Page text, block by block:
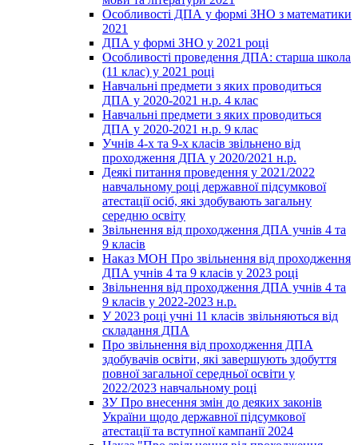
Особливості ДПА у формі ЗНО з математики
2021
ДПА у формі ЗНО у 2021 році
Особливості проведення ДПА: старша школа
(11 клас) у 2021 році
Навчальні предмети з яких проводиться
ДПА у 2020-2021 н.р. 4 клас
Навчальні предмети з яких проводиться
ДПА у 2020-2021 н.р. 9 клас
Учнів 4-х та 9-х класів звільнено від
проходження ДПА у 2020/2021 н.р.
Деякі питання проведення у 2021/2022
навчальному році державної підсумкової
атестації осіб, які здобувають загальну
середню освіту
Звільнення від проходження ДПА учнів 4 та
9 класів
Наказ МОН Про звільнення від проходження
ДПА учнів 4 та 9 класів у 2023 році
Звільнення від проходження ДПА учнів 4 та
9 класів у 2022-2023 н.р.
У 2023 році учні 11 класів звільняються від
складання ДПА
Про звільнення від проходження ДПА
здобувачів освіти, які завершують здобуття
повної загальної середньої освіти у
2022/2023 навчальному році
ЗУ Про внесення змін до деяких законів
України щодо державної підсумкової
атестації та вступної кампанії 2024